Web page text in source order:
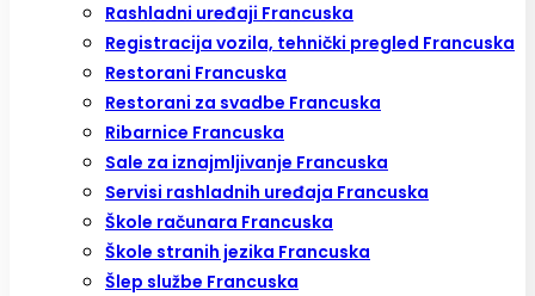
Rashladni uređaji Francuska
Registracija vozila, tehnički pregled Francuska
Restorani Francuska
Restorani za svadbe Francuska
Ribarnice Francuska
Sale za iznajmljivanje Francuska
Servisi rashladnih uređaja Francuska
Škole računara Francuska
Škole stranih jezika Francuska
Šlep službe Francuska